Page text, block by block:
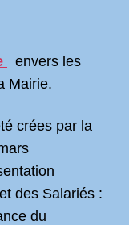
envers les
Mairie.
crées par la
des Salariés :
du